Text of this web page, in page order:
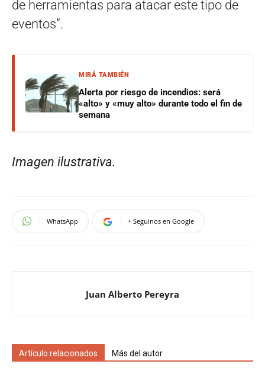
de herramientas para atacar este tipo de
eventos”.
MIRÁ TAMBIÉN
Alerta por riesgo de incendios: será
«alto» y «muy alto» durante todo el fin de
semana
Imagen ilustrativa.
WhatsApp + Seguinos en Google
Juan Alberto Pereyra
Artículo relacionados Más del autor